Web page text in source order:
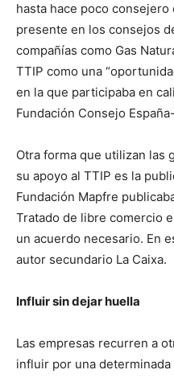
hasta hace poco
presente en los consejos
compañías como Gas
TTIP como una
en la que participaba en
Fundación Consejo
Otra forma que utilizan las
su apoyo al TTIP es la
Fundación Mapfre
Tratado de libre comercio
un acuerdo necesario. En
autor secundario La Caixa.
Influir sin dejar huella
Las empresas recurren a
influir por una